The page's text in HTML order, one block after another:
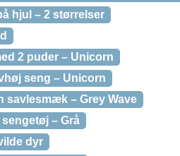
hjul – 2 størrelser
2 puder – Unicorn
seng – Unicorn
savlesmæk – Grey Wave
– Grå
dyr